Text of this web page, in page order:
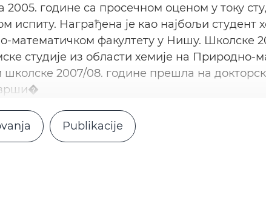
године са просечном оценом у току
испиту. Награђена је као најбољи студент
математичком факултету у Нишу. Школске
студије из области хемије на Природно-
2007/08. године прешла на
Publikacije